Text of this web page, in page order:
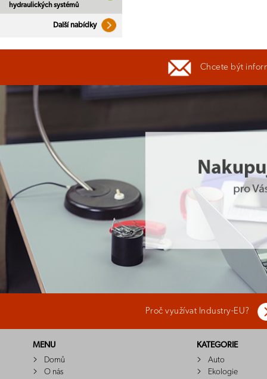
hydraulických systémů
Další nabídky
Chcete být
Proč využívat Industry-EU?
MENU
Domů
O nás
KATEGORIE
Auto
Ekologie